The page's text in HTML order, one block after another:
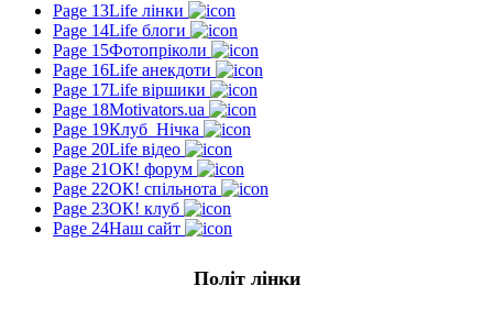
Page 13Life лінки
Page 14Life блоги
Page 15Фотопріколи
Page 16Life анекдоти
Page 17Life віршики
Page 18Motivators.ua
Page 19Клуб_Нічка
Page 20Life відео
Page 21ОК! форум
Page 22ОК! спільнота
Page 23ОК! клуб
Page 24Наш сайт
Політ лінки